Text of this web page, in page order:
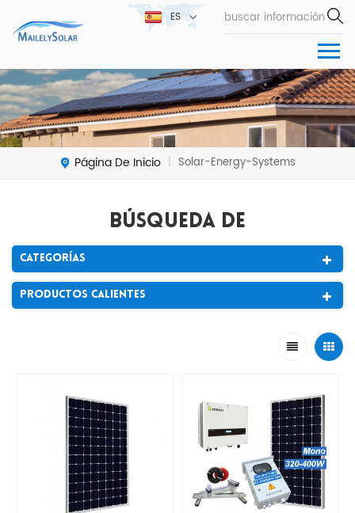
ES
Página De Inicio | Solar-Energy-Systems
Búsqueda De
Categorías
Productos Calientes